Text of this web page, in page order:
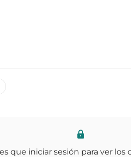
que iniciar sesión para ver los